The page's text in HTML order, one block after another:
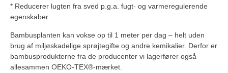
* Reducerer lugten fra sved p.g.a. fugt- og varmeregulerende
egenskaber
Bambusplanten kan vokse op til 1 meter per dag – helt uden
brug af miljøskadelige sprøjtegifte og andre kemikalier. Derfor er
bambusprodukterne fra de producenter vi lagerfører også
allesammen OEKO-TEX®-mærket.